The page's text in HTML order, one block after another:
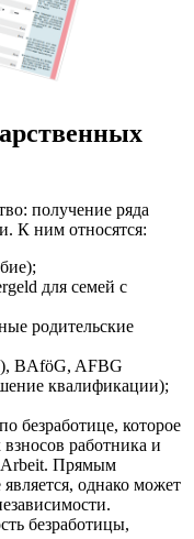
получение ряда
К ним относятся:
для семей с
родительские
BAföG, AFBG
квалификации);
безработице, которое
работника и
Arbeit. Прямым
однако может
безработицы,